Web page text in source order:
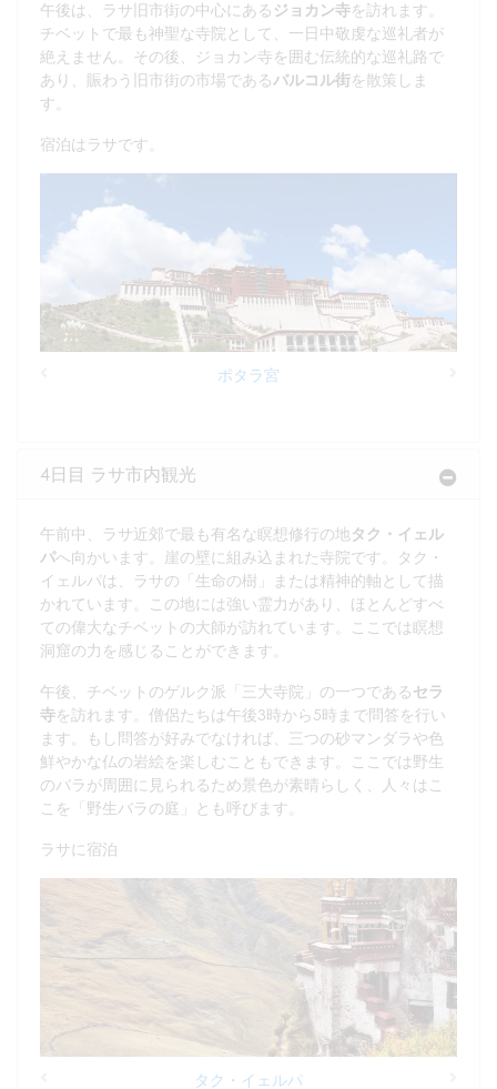
午後は、ラサ旧市街の中心にある ジョカン寺を訪れます。
チベットで最も神聖な寺院として、一日中敬虔な巡礼者が
絶えません。その後、ジョカン寺を囲む伝統的な巡礼路で
あり、賑わう旧市街の市場であるバルコル街を散策しま
す。
宿泊はラサです。
ポタラ宮
4日目 ラサ市内観光
午前中、ラサ近郊で最も有名な瞑想修行の地タク・イェル
パへ向かいます。崖の壁に組み込まれた寺院です。タク・
イェルパは、ラサの「生命の樹」または精神的軸として描
かれています。この地には強い霊力があり、ほとんどすべ
ての偉大なチベットの大師が訪れています。ここでは瞑想
洞窟の力を感じることができます。
午後、チベットのゲルク派「三大寺院」の一つであるセラ
寺を訪れます。僧侶たちは午後3時から5時まで問答を行い
ます。もし問答が好みでなければ、三つの砂マンダラや色
鮮やかな仏の岩絵を楽しむこともできます。ここでは野生
のバラが周囲に見られるため景色が素晴らしく、人々はこ
こを「野生バラの庭」とも呼びます。
ラサに宿泊
タク・イェルパ